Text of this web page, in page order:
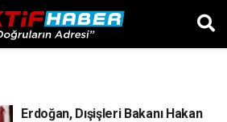
Erdoğan, Dışişleri Bakanı Hakan